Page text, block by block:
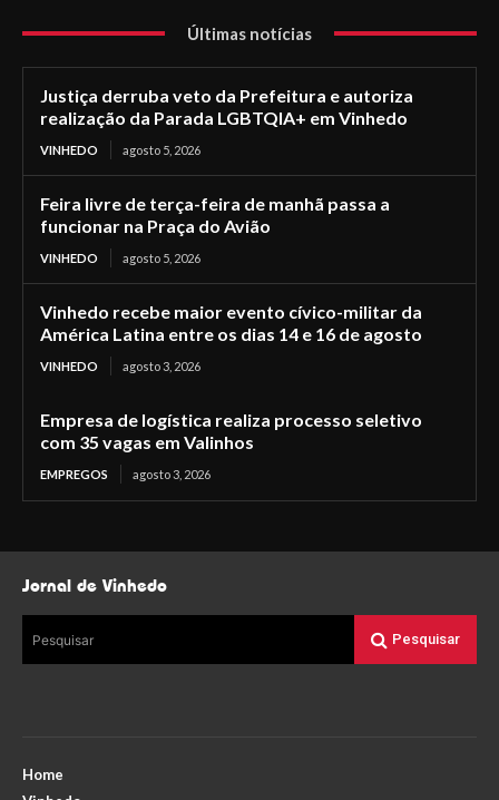
Últimas notícias
Justiça derruba veto da Prefeitura e autoriza
realização da Parada LGBTQIA+ em Vinhedo
VINHEDO agosto 5, 2026
Feira livre de terça-feira de manhã passa a
funcionar na Praça do Avião
VINHEDO agosto 5, 2026
Vinhedo recebe maior evento cívico-militar da
América Latina entre os dias 14 e 16 de agosto
VINHEDO agosto 3, 2026
Empresa de logística realiza processo seletivo
com 35 vagas em Valinhos
EMPREGOS agosto 3, 2026
Jornal de Vinhedo
Pesquisar Pesquisar
Home